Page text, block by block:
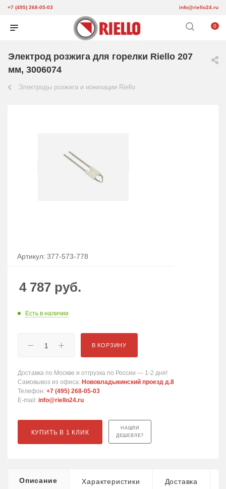
+7 (495) 268-05-03 info@riello24.ru
0
Электрод розжига для горелки Riello 207
мм, 3006074
Электроды розжига и ионизации Riello
Артикул: 377-573-778
4 787 руб.
Есть в наличии
В КОРЗИНУ
Доставка по Москве и отгрузка по России — 1-2 дня!
Самовывоз из офиса: Нововладыкинский проезд д.8
Телефон: +7 (495) 268-05-03
E-mail: info@riello24.ru
КУПИТЬ В 1 КЛИК
НАШЛИ
ДЕШЕВЛЕ?
Описание Характеристики Доставка